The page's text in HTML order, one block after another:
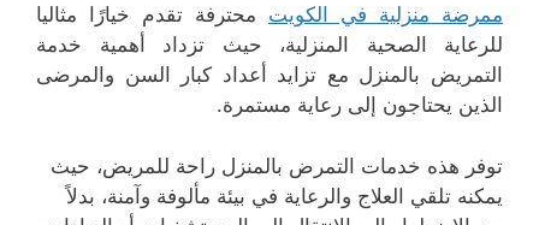
ممرضة منزلية في الكويت محترفة تقدم خيارًا مثاليا
للرعاية الصحية المنزلية، حيث تزداد أهمية خدمة
التمريض بالمنزل مع تزايد أعداد كبار السن والمرضى
الذين يحتاجون إلى رعاية مستمرة.
توفر هذه خدمات التمرض بالمنزل راحة للمريض، حيث
يمكنه تلقي العلاج والرعاية في بيئة مألوفة وآمنة، بدلاً